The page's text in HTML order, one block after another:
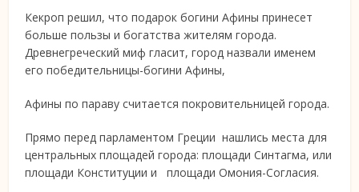
Кекроп решил, что подарок богини Афины принесет
больше пользы и богатства жителям города.
Древнегреческий миф гласит, город назвали именем
его победительницы-богини Афины,
Афины по параву считается покровительницей города.
Прямо перед парламентом Греции нашлись места для
центральных площадей города: площади Синтагма, или
площади Конституции и площади Омония-Согласия.